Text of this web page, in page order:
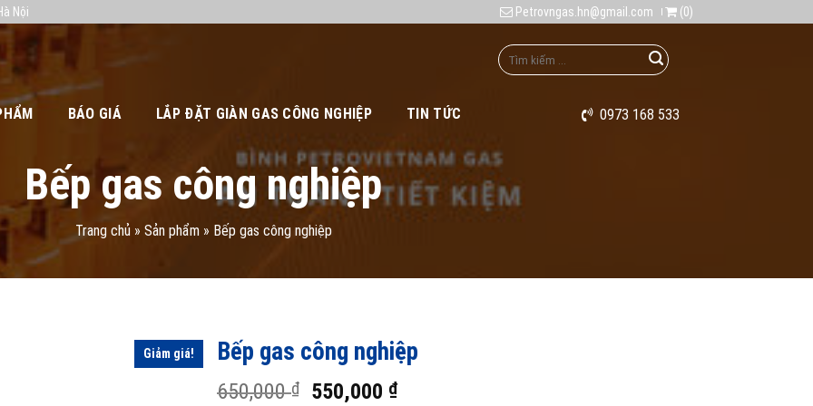
Nội Petrovngas.hn@gmail.com (0)
BÁO GIÁ LẮP ĐẶT GIÀN GAS CÔNG NGHIỆP TIN TỨC 0973 168 533
Bếp gas công nghiệp
Trang chủ» Sản phẩm» Bếp gas công nghiệp
Giảm giá! Bếp gas công nghiệp
650,000₫
Giá
550,000 ₫Giá